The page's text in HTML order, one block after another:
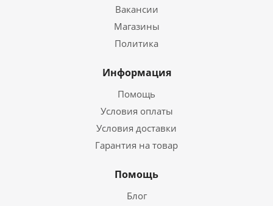
Вакансии
Магазины
Политика
Информация
Помощь
Условия оплаты
Условия доставки
Гарантия на товар
Помощь
Блог